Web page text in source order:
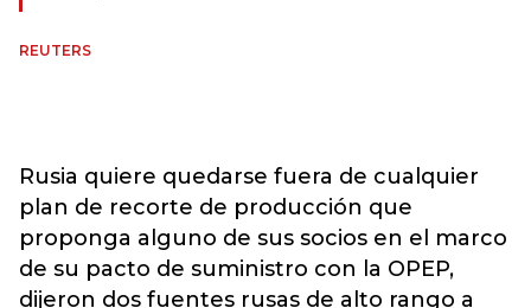
REUTERS
Rusia quiere quedarse fuera de cualquier
plan de recorte de producción que
proponga alguno de sus socios en el marco
de su pacto de suministro con la OPEP,
dijeron dos fuentes rusas de alto rango a